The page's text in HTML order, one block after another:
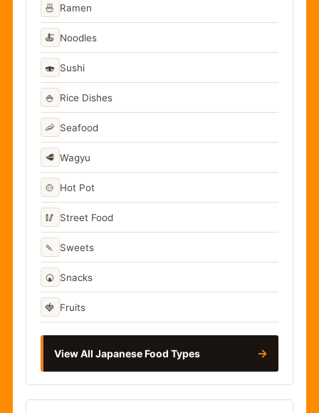
🍜 Ramen
🍝 Noodles
🍣 Sushi
🍚 Rice Dishes
🦐 Seafood
🥩 Wagyu
🍲 Hot Pot
🥢 Street Food
🍡 Sweets
🍘 Snacks
🍓 Fruits
View All Japanese Food Types →